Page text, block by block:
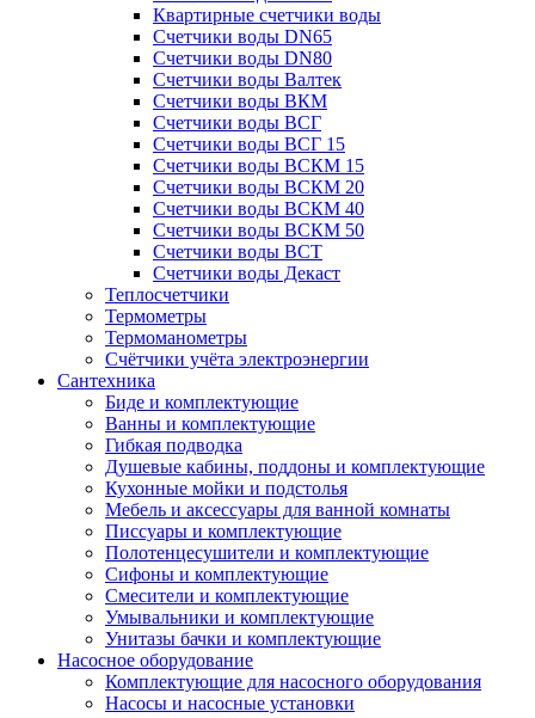
Квартирные счетчики воды
Счетчики воды DN65
Счетчики воды DN80
Счетчики воды Валтек
Счетчики воды ВКМ
Счетчики воды ВСГ
Счетчики воды ВСГ 15
Счетчики воды ВСКМ 15
Счетчики воды ВСКМ 20
Счетчики воды ВСКМ 40
Счетчики воды ВСКМ 50
Счетчики воды ВСТ
Счетчики воды Декаст
Теплосчетчики
Термометры
Термоманометры
Счётчики учёта электроэнергии
Сантехника
Биде и комплектующие
Ванны и комплектующие
Гибкая подводка
Душевые кабины, поддоны и комплектующие
Кухонные мойки и подстолья
Мебель и аксессуары для ванной комнаты
Писсуары и комплектующие
Полотенцесушители и комплектующие
Сифоны и комплектующие
Смесители и комплектующие
Умывальники и комплектующие
Унитазы бачки и комплектующие
Насосное оборудование
Комплектующие для насосного оборудования
Насосы и насосные установки